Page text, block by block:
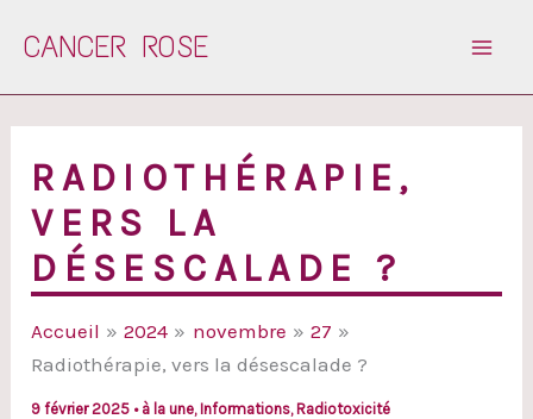
CANCER ROSE
RADIOTHÉRAPIE,
VERS LA
DÉSESCALADE ?
Accueil 2024 novembre
27
Radiothérapie, vers la désescalade ?
9 février 2025 • à la une, Informations, Radiotoxicité